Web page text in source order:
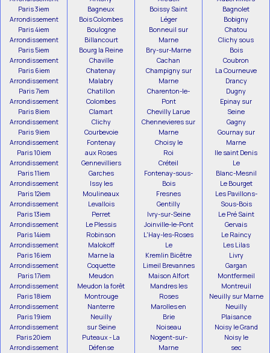
Paris 3iem
Arrondissement
Paris 4iem
Arrondissement
Paris 5iem
Arrondissement
Paris 6iem
Arrondissement
Paris 7iem
Arrondissement
Paris 8iem
Arrondissement
Paris 9iem
Arrondissement
Paris 10iem
Arrondissement
Paris 11iem
Arrondissement
Paris 12iem
Arrondissement
Paris 13iem
Arrondissement
Paris 14iem
Arrondissement
Paris 16iem
Arrondissement
Paris 17iem
Arrondissement
Paris 18iem
Arrondissement
Paris 19iem
Arrondissement
Paris 20iem
Arrondissement
Bagneux
Bois Colombes
Boulogne
Billancourt
Bourg la Reine
Chaville
Chatenay
Malabry
Chatillon
Colombes
Clamart
Clichy
Courbevoie
Fontenay
aux Roses
Gennevilliers
Garches
Issy les
Moulineaux
Levallois
Perret
Le Plessis
Robinson
Malokoff
Marne la
Coquette
Meudon
Meudon la forêt
Montrouge
Nanterre
Neuilly
sur Seine
Puteaux - La
Défense
Boissy Saint
Léger
Bonneuil sur
Marne
Bry-sur-Marne
Cachan
Champigny sur
Marne
Charenton-le-
Pont
Chevilly Larue
Chennevieres sur
Marne
Choisy le
Roi
Créteil
Fontenay-sous-
Bois
Fresnes
Gentilly
Ivry-sur-Seine
Joinville-le-Pont
L'Hay-les-Roses
Le
Kremlin Bicêtre
Limeil Brevannes
Maison Alfort
Mandres les
Roses
Marolles en
Brie
Noiseau
Nogent-sur-
Marne
Bagnolet
Bobigny
Chatou
Clichy sous
Bois
Coubron
La Courneuve
Drancy
Dugny
Epinay sur
Seine
Gagny
Gournay sur
Marne
Ile saint Denis
Le
Blanc-Mesnil
Le Bourget
Les Pavillons-
Sous-Bois
Le Pré Saint
Gervais
Le Raincy
Les Lilas
Livry
Gargan
Montfermeil
Montreuil
Neuilly sur Marne
Neuilly
Plaisance
Noisy le Grand
Noisy le
sec